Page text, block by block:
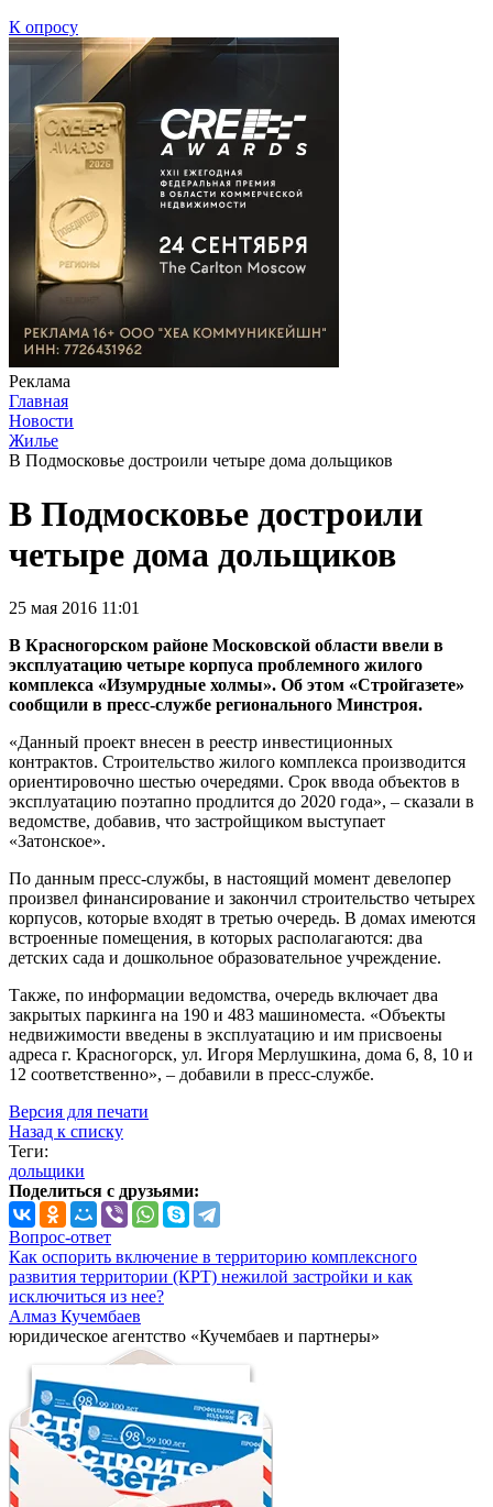
К опросу
Реклама
Главная
Новости
Жилье
В Подмосковье достроили четыре дома дольщиков
В Подмосковье достроили
четыре дома дольщиков
25 мая 2016 11:01
В Красногорском районе Московской области ввели в
эксплуатацию четыре корпуса проблемного жилого
комплекса «Изумрудные холмы». Об этом «Стройгазете»
сообщили в пресс-службе регионального Минстроя.
«Данный проект внесен в реестр инвестиционных
контрактов. Строительство жилого комплекса производится
ориентировочно шестью очередями. Срок ввода объектов в
эксплуатацию поэтапно продлится до 2020 года», – сказали в
ведомстве, добавив, что застройщиком выступает
«Затонское».
По данным пресс-службы, в настоящий момент девелопер
произвел финансирование и закончил строительство четырех
корпусов, которые входят в третью очередь. В домах имеются
встроенные помещения, в которых располагаются: два
детских сада и дошкольное образовательное учреждение.
Также, по информации ведомства, очередь включает два
закрытых паркинга на 190 и 483 машиноместа. «Объекты
недвижимости введены в эксплуатацию и им присвоены
адреса г. Красногорск, ул. Игоря Мерлушкина, дома 6, 8, 10 и
12 соответственно», – добавили в пресс-службе.
Версия для печати
Назад к списку
Теги:
дольщики
Поделиться с друзьями:
Вопрос-ответ
Как оспорить включение в территорию комплексного
развития территории (КРТ) нежилой застройки и как
исключиться из нее?
Алмаз Кучембаев
юридическое агентство «Кучембаев и партнеры»